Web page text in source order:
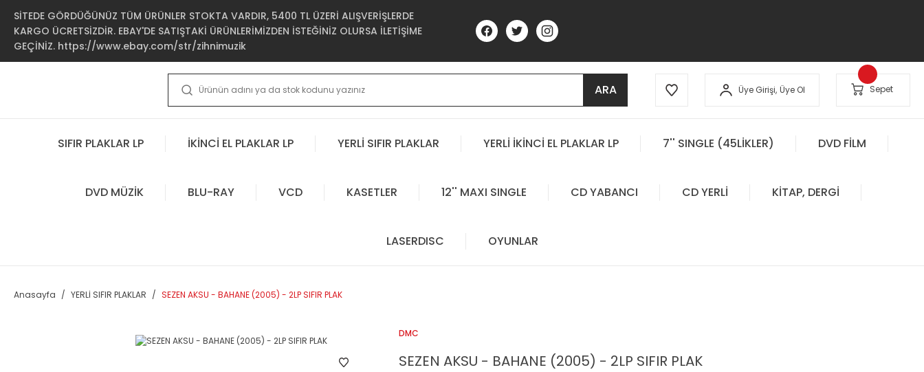
SİTEDE GÖRDÜĞÜNÜZ TÜM ÜRÜNLER STOKTA VARDIR, 5400 TL ÜZERİ ALIŞVERİŞLERDE
KARGO ÜCRETSİZDİR. EBAY'DE SATIŞTAKİ ÜRÜNLERİMİZDEN İSTEĞİNİZ OLURSA İLETİŞİME
GEÇİNİZ. https://www.ebay.com/str/zihnimuzik
ARA Üye Girişi, Üye Ol Sepet
SIFIR PLAKLAR LP İKİNCİ EL PLAKLAR LP YERLİ SIFIR PLAKLAR YERLİ İKİNCİ EL PLAKLAR LP 7'' SINGLE (45LİKLER) DVD FİLM
DVD MÜZİK BLU-RAY VCD KASETLER 12'' MAXI SINGLE CD YABANCI CD YERLİ KİTAP, DERGİ
LASERDISC OYUNLAR
Anasayfa YERLİ SIFIR PLAKLAR SEZEN AKSU - BAHANE (2005) - 2LP SIFIR PLAK
DMC
SEZEN AKSU - BAHANE (2005) - 2LP SIFIR PLAK